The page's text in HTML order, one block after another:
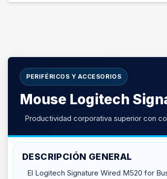
PERIFÉRICOS Y ACCESORIOS
Mouse Logitech
Productividad corporativa superior con
DESCRIPCIÓN GENERAL
El Logitech Signature Wired M520 for